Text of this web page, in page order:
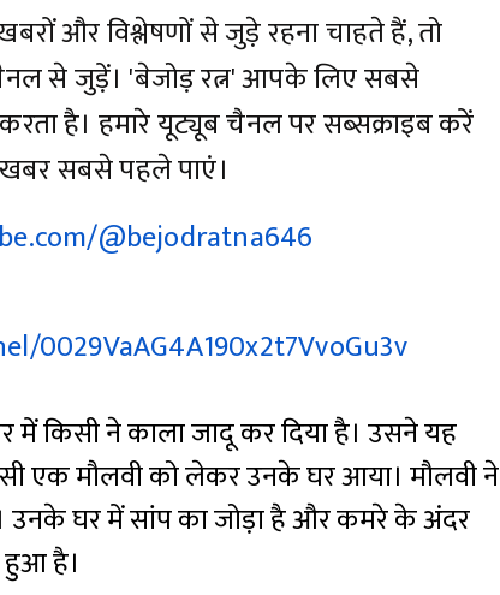
और विश्लेषणों से जुड़े रहना चाहते हैं, तो
से जुड़ें। 'बेजोड़ रत्न' आपके लिए सबसे
है। हमारे यूट्यूब चैनल पर सब्सक्राइब करें
सबसे पहले पाएं।
@bejodratna646
0029VaAG4A190x2t7VvoGu3v
में किसी ने काला जादू कर दिया है। उसने यह
एक मौलवी को लेकर उनके घर आया। मौलवी ने
उनके घर में सांप का जोड़ा है और कमरे के अंदर
हुआ है।